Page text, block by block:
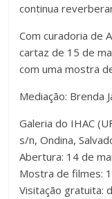
continua
Com curadoria de
cartaz de 15 de
com uma mostra
Mediação: Brenda
Galeria do IHAC
s/n, Ondina,
Abertura: 14 de
Mostra de filmes:
Visitação gratuita: